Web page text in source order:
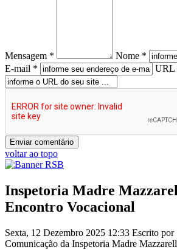
Mensagem *
Nome *
E-mail *
URL
voltar ao topo
Inspetoria Madre
Encontro Vocacional
Sexta, 12 Dezembro 2025 12:33 Escrito
Comunicação da Inspetoria Madre